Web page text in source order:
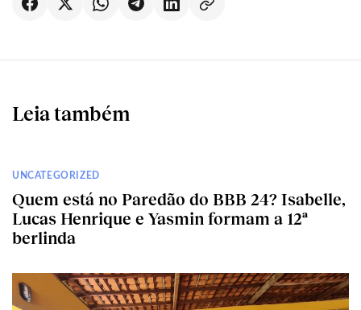
Leia também
UNCATEGORIZED
Quem está no Paredão do BBB 24? Isabelle,
Lucas Henrique e Yasmin formam a 12ª
berlinda